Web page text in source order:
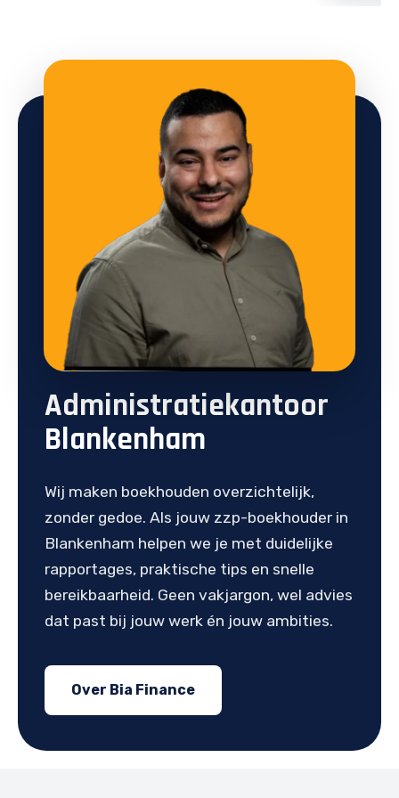
Administratiekantoor
Blankenham
Wij maken boekhouden overzichtelijk,
zonder gedoe. Als jouw zzp-boekhouder in
Blankenham helpen we je met duidelijke
rapportages, praktische tips en snelle
bereikbaarheid. Geen vakjargon, wel advies
dat past bij jouw werk én jouw ambities.
Over Bia Finance